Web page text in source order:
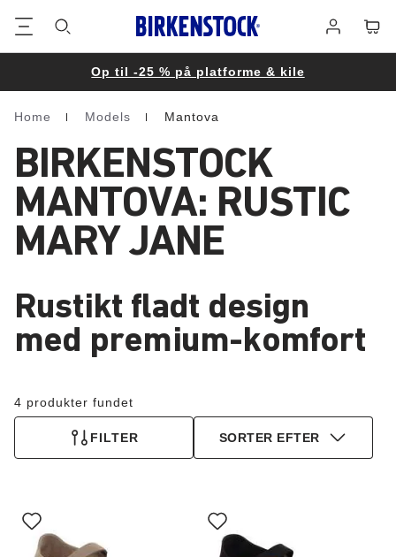
på
Op til -25 % på platforme & kile
Homepage
Home Models Mantova
BIRKENSTOCK
MANTOVA: RUSTIC
MARY JANE
Rustikt fladt design
med premium-komfort
4 produkter fundet
FILTER SORTER EFTER
med
prøvefarver
med
prøvefarver